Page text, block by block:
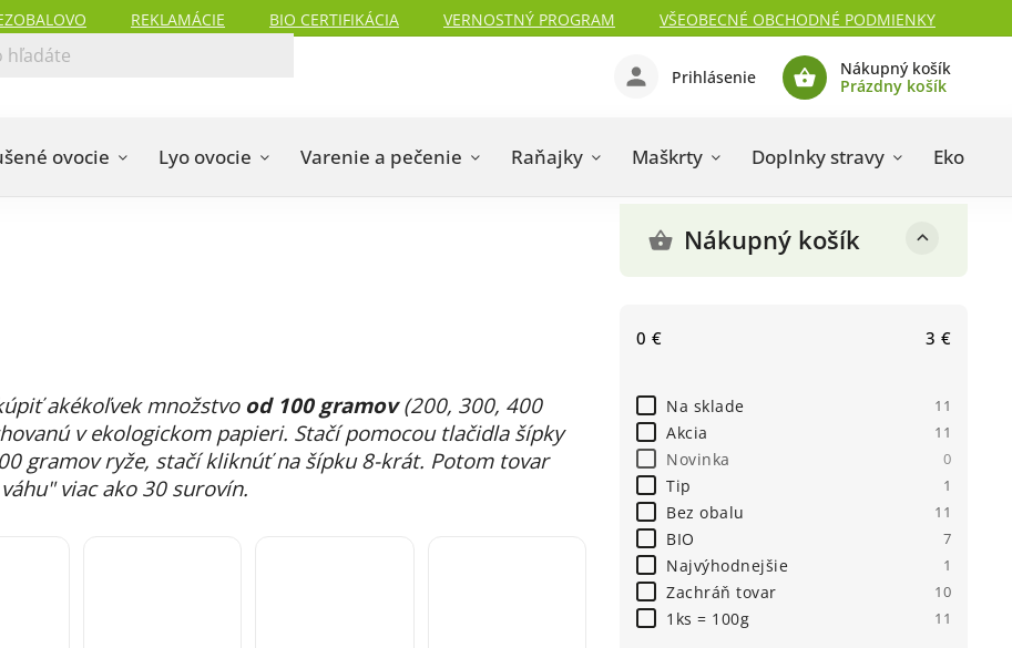
REKLAMÁCIE BIO CERTIFIKÁCIA VERNOSTNÝ PROGRAM
VŠEOBECNÉ OBCHODNÉ PODMIENKY
Nákupný košík
Prázdny košík
Prihlásenie
ovocie Lyo ovocie Varenie a pečenie Raňajky Maškrty Doplnky stravy Eko
Nákupný košík
0 € 3 €
Na sklade 11
Akcia 11
Novinka 0
Tip 1
Bez obalu 11
BIO 7
Najvýhodnejšie 1
Zachráň tovar 10
1ks = 100g 11
akékoľvek množstvo od 100 gramov(200, 300, 400
v ekologickom papieri. Stačí pomocou tlačidla šípky
gramov ryže, stačí kliknúť na šípku 8-krát. Potom tovar
viac ako 30 surovín.